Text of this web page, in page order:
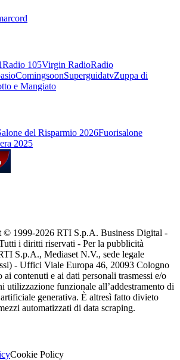
Radio 105Virgin RadioRadio
ComingsoonSuperguidatvZuppa di
e Mangiato
del Risparmio 2026Fuorisalone
2025
© 1999-2026 RTI S.p.A. Business Digital -
i diritti riservati - Per la pubblicità
S.p.A., Mediaset N.V., sede legale
- Uffici Viale Europa 46, 20093 Cologno
ai contenuti e ai dati personali trasmessi e/o
utilizzazione funzionale all’addestramento di
generativa. È altresì fatto divieto
automatizzati di data scraping.
Cookie Policy